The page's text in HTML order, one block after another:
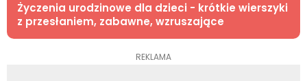
Życzenia urodzinowe dla dzieci - krótkie wierszyki
z przesłaniem, zabawne, wzruszające
REKLAMA